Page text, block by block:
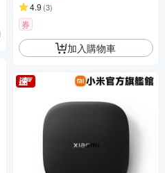
4.9 (3)
券
加入購物車